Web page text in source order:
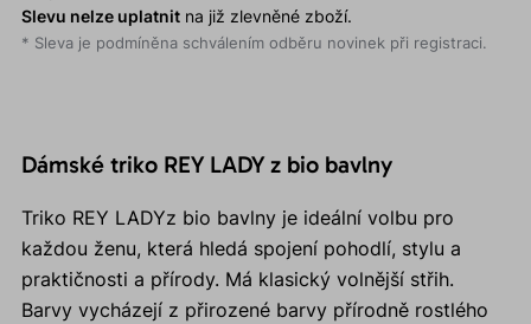
Slevu nelze uplatnitna již zlevněné zboží.
* Sleva je podmíněna schválením odběru novinek při registraci.
Dámské triko REY LADY z bio bavlny
Triko REY LADYz bio bavlny je ideální volbu pro
každou ženu, která hledá spojení pohodlí, stylu a
praktičnosti a přírody. Má klasický volnější střih.
Barvy vycházejí z přirozené barvy přírodně rostlého